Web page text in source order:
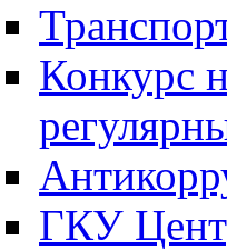
Конкурс
ГКУ